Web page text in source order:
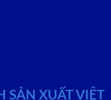
SẢN XUẤT VIỆT